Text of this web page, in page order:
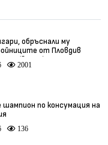
обръснали му
от Пловдив
(видео)
2001
шампион по консумация на
136